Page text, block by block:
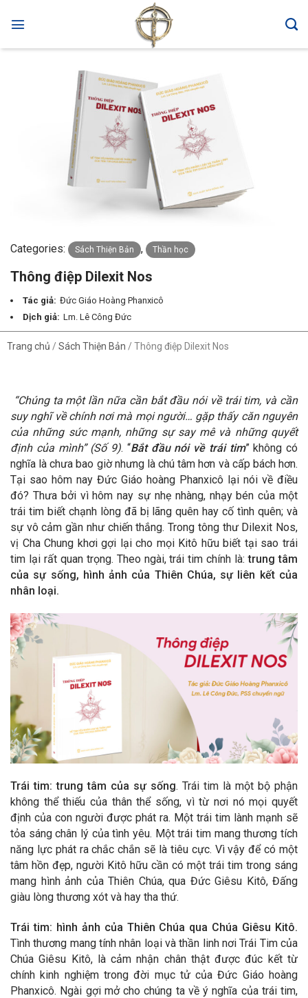
Categories: Sách Thiện Bản , Thần học
Thông điệp Dilexit Nos
Tác giả: Đức Giáo Hoàng Phanxicô
Dịch giả: Lm. Lê Công Đức
Trang chủ / Sách Thiện Bản / Thông điệp Dilexit Nos
“Chúng ta một lần nữa cần bắt đầu nói về trái tim, và cần
suy nghĩ về chính nơi mà mọi người… gặp thấy căn nguyên
của những sức mạnh, những sự say mê và những quyết
định của mình” (Số 9). “Bắt đầu nói về trái tim” không có
nghĩa là chưa bao giờ nhưng là chú tâm hơn và cấp bách hơn.
Tại sao hôm nay Đức Giáo hoàng Phanxicô lại nói về điều
đó? Thưa bởi vì hôm nay sự nhẹ nhàng, nhạy bén của một
trái tim biết chạnh lòng đã bị lãng quên hay cố tình quên; và
sự vô cảm gần như chiến thắng. Trong tông thư Dilexit Nos,
vị Cha Chung khơi gợi lại cho mọi Kitô hữu biết tại sao trái
tim lại rất quan trọng. Theo ngài, trái tim chính là:trung tâm
của sự sống, hình ảnh của Thiên Chúa, sự liên kết của
nhân loại.
Trái tim: trung tâm của sự sống. Trái tim là một bộ phận
không thể thiếu của thân thể sống, vì từ nơi nó mọi quyết
định của con người được phát ra. Một trái tim lành mạnh sẽ
tỏa sáng chân lý của tình yêu. Một trái tim mang thương tích
năng lực phát ra chắc chắn sẽ là tiêu cực. Vì vậy để có một
tâm hồn đẹp, người Kitô hữu cần có một trái tim trong sáng
mang hình ảnh của Thiên Chúa, qua Đức Giêsu Kitô, Đấng
giàu lòng thương xót và hay tha thứ.
Trái tim: hình ảnh của Thiên Chúa qua Chúa Giêsu Kitô.
Tình thương mang tính nhân loại và thần linh nơi Trái Tim của
Chúa Giêsu Kitô, là cảm nhận chân thật được đúc kết từ
chính kinh nghiệm trong đời mục tử của Đức Giáo hoàng
Phanxicô. Ngài gợi mở cho chúng ta về ý nghĩa của trái tim,